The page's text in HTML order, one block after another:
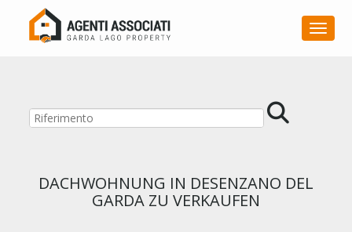
DACHWOHNUNG IN DESENZANO DEL
GARDA ZU VERKAUFEN